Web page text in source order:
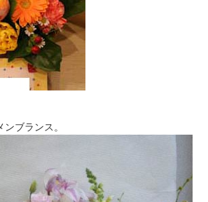
ブランス。